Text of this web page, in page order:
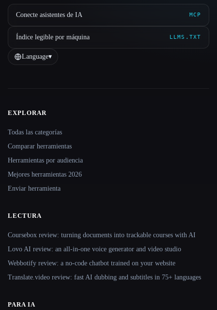
Conecte asistentes de IA MCP
Índice legible por máquina LLMS.TXT
Language▾
Site navigation
EXPLORAR
Todas las categorías
Comparar herramientas
Herramientas por audiencia
Mejores herramientas 2026
Enviar herramienta
LECTURA
Coursebox review: turning documents into trackable courses with AI
Lovo AI review: an all-in-one voice generator and video studio
Webbotify review: a no-code chatbot trained on your website
Translate.video review: fast AI dubbing and subtitles in 75+ languages
PARA IA